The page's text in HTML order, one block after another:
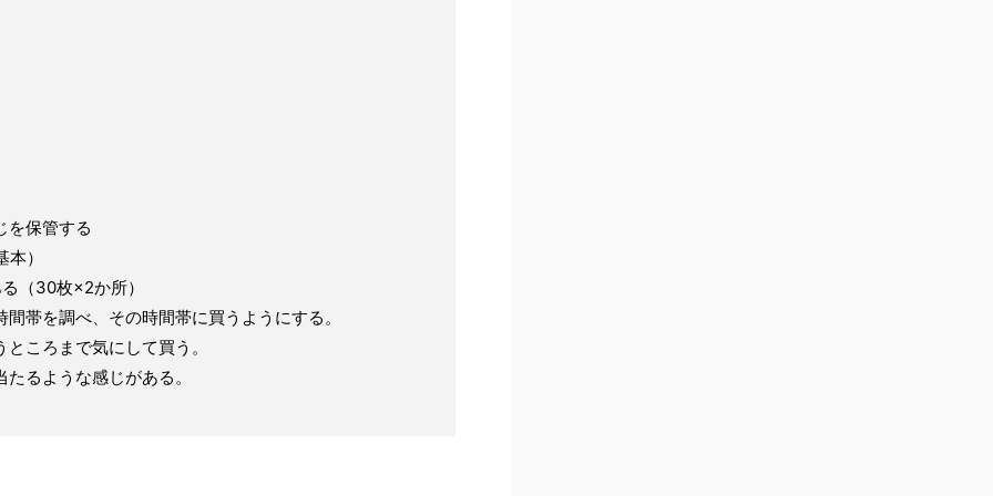
を保管する
）
（30枚×2か所）
帯を調べ、その時間帯に買うようにする。
ころまで気にして買う。
るような感じがある。